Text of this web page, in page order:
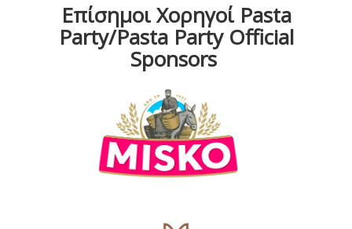
Επίσημοι Χορηγοί Pasta
Party/Pasta Party Official
Sponsors